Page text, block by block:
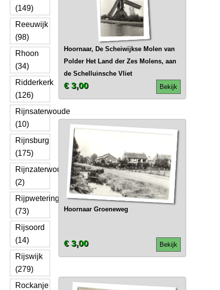
(149)
Reeuwijk
(98)
Rhoon
(34)
Ridderkerk
(126)
Rijnsaterwoude
(10)
Rijnsburg
(175)
Rijnzaterwoude
(2)
Rijpwetering
(73)
Rijsoord
(14)
Rijswijk
(279)
Rockanje
Hoornaar, De Scheiwijkse Molen van
Polder Het Land der Zes Molens, aan
de Schelluinsche Vliet
Bekijk
€ 3,00
Hoornaar Groeneweg
Bekijk
€ 3,00